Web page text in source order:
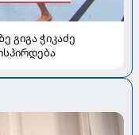
გიგა ჭიკაძე